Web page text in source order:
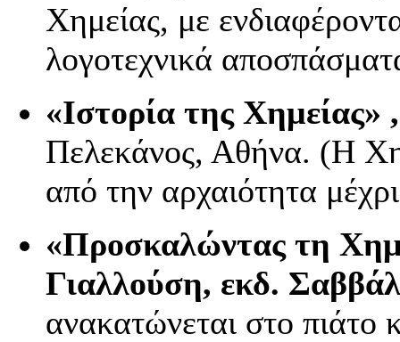
Χημείας, με
λογοτεχνικά
«Ιστορία της Χημείας»
Πελεκάνος, Αθήνα. (Η
από την αρχαιότητα
«Προσκαλώντας τη
Γιαλλούση, εκδ.
ανακατώνεται στο πιάτο